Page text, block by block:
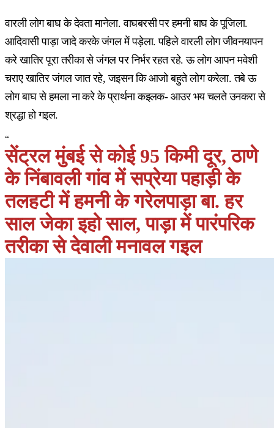
वारली लोग बाघ के देवता मानेला. वाघबरसी पर हमनी बाघ के पूजिला.
आदिवासी पाड़ा जादे करके जंगल में पड़ेला. पहिले वारली लोग जीवनयापन
करे खातिर पूरा तरीका से जंगल पर निर्भर रहत रहे. ऊ लोग आपन मवेशी
चराए खातिर जंगल जात रहे, जइसन कि आजो बहुते लोग करेला. तबे ऊ
लोग बाघ से हमला ना करे के प्रार्थना कइलक- आउर भय चलते उनकरा से
श्रद्धा हो गइल.
“
सेंट्रल मुंबई से कोई 95 किमी दूर, ठाणे
के निंबावली गांव में सप्रेया पहाड़ी के
तलहटी में हमनी के गरेलपाड़ा बा. हर
साल जेका इहो साल, पाड़ा में पारंपरिक
तरीका से देवाली मनावल गइल